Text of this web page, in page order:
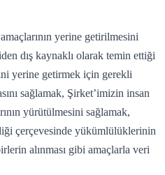
yerine getirilmesini
dış kaynaklı olarak temin ettiği
yerine getirmek için gerekli
sağlamak, Şirket’imizin insan
yürütülmesini sağlamak,
çerçevesinde yükümlülüklerinin
alınması gibi amaçlarla veri